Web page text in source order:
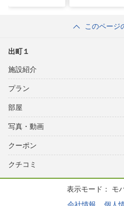
このページ
出町１
施設紹介
プラン
部屋
写真・動画
クーポン
クチコミ
表示モード： モ